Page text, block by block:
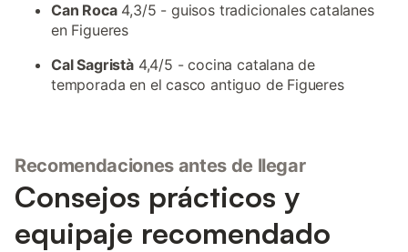
Can Roca4,3/5 - guisos tradicionales catalanes
en Figueres
Cal Sagristà4,4/5 - cocina catalana de
temporada en el casco antiguo de Figueres
Recomendaciones antes de llegar
Consejos prácticos y
equipaje recomendado